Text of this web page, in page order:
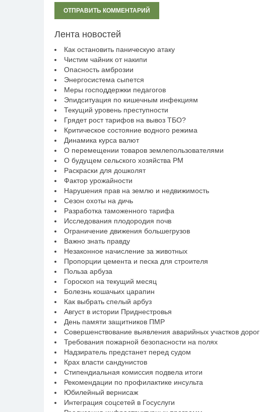
Лента новостей
Как остановить паническую атаку
Чистим чайник от накипи
Опасность амброзии
Энергосистема сыпется
Меры господдержки педагогов
Эпидситуация по кишечным инфекциям
Текущий уровень преступности
Грядет рост тарифов на вывоз ТБО?
Критическое состояние водного режима
Динамика курса валют
О перемещении товаров землепользователями
О будущем сельского хозяйства РМ
Раскраски для дошколят
Фактор урожайности
Нарушения прав на землю и недвижимость
Сезон охоты на дичь
Разработка таможенного тарифа
Исследования плодородия почв
Ограничение движения большегрузов
Важно знать правду
Незаконное начисление за животных
Пропорции цемента и песка для строителя
Польза арбуза
Гороскоп на текущий месяц
Болезнь кошачьих царапин
Как выбрать спелый арбуз
Август в истории Приднестровья
День памяти защитников ПМР
Совершенствование выявления аварийных участков дорог
Требования пожарной безопасности на полях
Надзиратель предстанет перед судом
Крах власти сандунистов
Стипендиальная комиссия подвела итоги
Рекомендации по профилактике инсульта
Юбилейный вернисаж
Интеграция соцсетей в Госуслуги